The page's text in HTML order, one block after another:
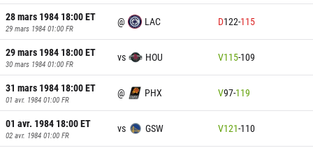
28 mars 1984 18:00ET
29 mars 1984 01:00 FR
@ LAC D122-115
29 mars 1984 18:00ET
30 mars 1984 01:00 FR
vs HOU V115-109
31 mars 1984 18:00ET
01 avr. 1984 01:00 FR
@ PHX V97-119
01 avr. 1984 18:00ET
02 avr. 1984 01:00 FR
vs GSW V121-110